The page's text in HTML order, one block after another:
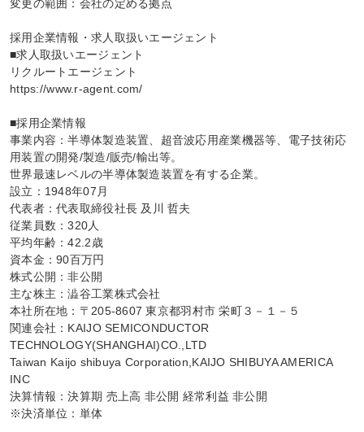
変更の範囲：会社の定める拠点
採用企業情報・求人取扱いエージェント
■求人取扱いエージェント
リクルートエージェント
https://www.r-agent.com/
■採用企業情報
事業内容：半導体製造装置、超音波応用産業機器等、電子技術応
用装置の開発/製造/販売/輸出等。
世界最速レベルの半導体製造装置を有する企業。
設立：1948年07月
代表者：代表取締役社長 及川 哲夫
従業員数：320人
平均年齢：42.2歳
資本金：90百万円
株式公開：非公開
主な株主：澁谷工業株式会社
本社所在地：〒205-8607 東京都羽村市 栄町３－１－５
関連会社：KAIJO SEMICONDUCTOR
TECHNOLOGY(SHANGHAI)CO.,LTD
Taiwan Kaijo shibuya Corporation,KAIJO SHIBUYA AMERICA
INC
決算情報：決算期 売上高 非公開 経常利益 非公開
※決済単位：単体